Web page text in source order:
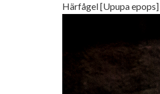
Härfågel [Upupa epops]